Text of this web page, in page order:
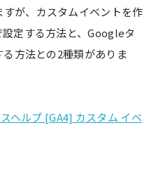
が、カスタムイベントを作
定する方法と、Googleタ
方法との2種類がありま
ヘルプ [GA4] カスタム イベ